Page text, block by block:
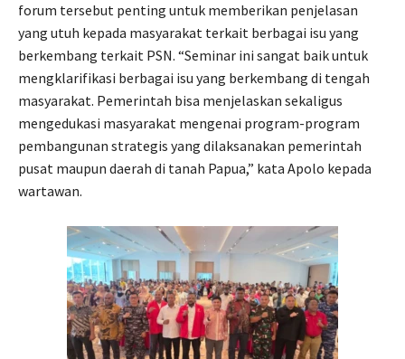
forum tersebut penting untuk memberikan penjelasan
yang utuh kepada masyarakat terkait berbagai isu yang
berkembang terkait PSN. “Seminar ini sangat baik untuk
mengklarifikasi berbagai isu yang berkembang di tengah
masyarakat. Pemerintah bisa menjelaskan sekaligus
mengedukasi masyarakat mengenai program-program
pembangunan strategis yang dilaksanakan pemerintah
pusat maupun daerah di tanah Papua,” kata Apolo kepada
wartawan.